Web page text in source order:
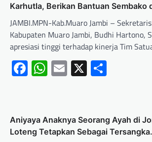
Karhutla, Berikan Bantuan Sembako
JAMBI.MPN-Kab.Muaro Jambi –
Kabupaten Muaro Jambi, Budhi Hartono,
apresiasi tinggi terhadap kinerja Tim
Facebook
WhatsApp
Email
X
Aniyaya Anaknya Seorang Ayah di
Loteng Tetapkan Sebagai Tersangka.